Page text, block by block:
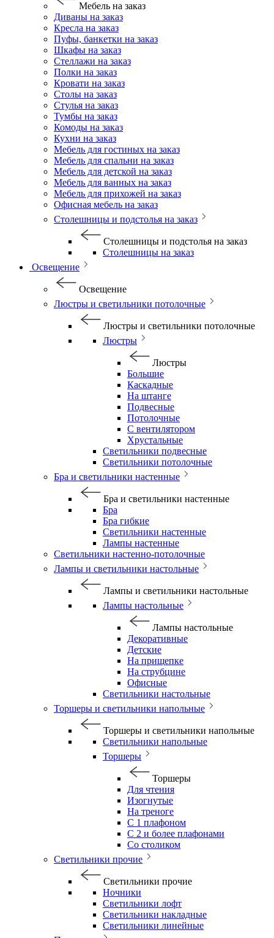
Мебель на заказ
Диваны на заказ
Кресла на заказ
Пуфы, банкетки на заказ
Шкафы на заказ
Стеллажи на заказ
Полки на заказ
Кровати на заказ
Столы на заказ
Стулья на заказ
Тумбы на заказ
Комоды на заказ
Кухни на заказ
Мебель для гостиных на заказ
Мебель для спальни на заказ
Мебель для детской на заказ
Мебель для ванных на заказ
Мебель для прихожей на заказ
Офисная мебель на заказ
Столешницы и подстолья на заказ
Столешницы и подстолья на заказ
Столешницы на заказ
Освещение
Освещение
Люстры и светильники потолочные
Люстры и светильники потолочные
Люстры
Люстры
Большие
Каскадные
На штанге
Подвесные
Потолочные
С вентилятором
Хрустальные
Светильники подвесные
Светильники потолочные
Бра и светильники настенные
Бра и светильники настенные
Бра
Бра гибкие
Светильники настенные
Лампы настенные
Светильники настенно-потолочные
Лампы и светильники настольные
Лампы и светильники настольные
Лампы настольные
Лампы настольные
Декоративные
Детские
На прищепке
На струбцине
Офисные
Светильники настольные
Торшеры и светильники напольные
Торшеры и светильники напольные
Светильники напольные
Торшеры
Торшеры
Для чтения
Изогнутые
На треноге
С 1 плафоном
С 2 и более плафонами
Со столиком
Светильники прочие
Светильники прочие
Ночники
Светильники лофт
Светильники накладные
Светильники линейные